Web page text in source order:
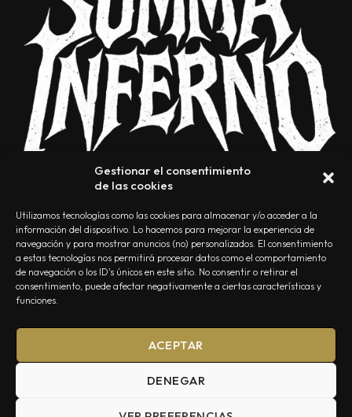
Gestionar el consentimiento
de las cookies
Utilizamos tecnologías como las cookies para almacenar y/o acceder a la
información del dispositivo. Lo hacemos para mejorar la experiencia de
navegación y para mostrar anuncios (no) personalizados. El consentimiento
a estas tecnologías nos permitirá procesar datos como el comportamiento
de navegación o los ID's únicos en este sitio. No consentir o retirar el
consentimiento, puede afectar negativamente a ciertas características y
funciones.
ACEPTAR
DENEGAR
NOSOTROS CONTACTO EDITORIAL POLÍTICA DE PRIVACIDAD